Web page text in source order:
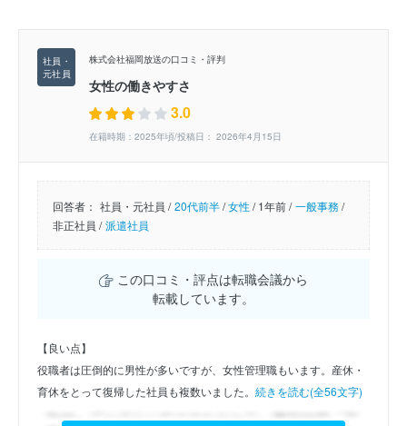
株式会社福岡放送の口コミ・評判
女性の働きやすさ
3.0
在籍時期：2025年頃/投稿日： 2026年4月15日
回答者： 社員・元社員 / 20代前半/女性/1年前 / 一般事務/
非正社員 / 派遣社員
この口コミ・評点は転職会議から
転載しています。
【良い点】
役職者は圧倒的に男性が多いですが、女性管理職もいます。産休・
育休をとって復帰した社員も複数いました。 続きを読む(全56文字)